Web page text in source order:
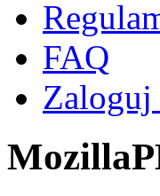
FAQ
Zaloguj